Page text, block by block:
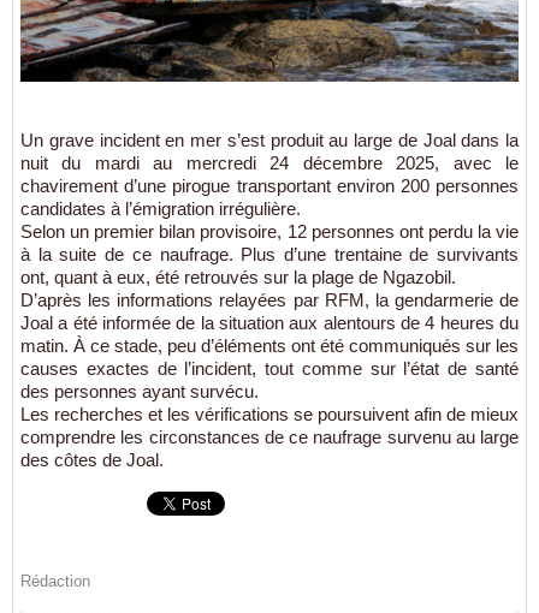
Un grave incident en mer s’est produit au large de Joal dans la
nuit du mardi au mercredi 24 décembre 2025, avec le
chavirement d’une pirogue transportant environ 200 personnes
candidates à l’émigration irrégulière.
Selon un premier bilan provisoire, 12 personnes ont perdu la vie
à la suite de ce naufrage. Plus d’une trentaine de survivants
ont, quant à eux, été retrouvés sur la plage de Ngazobil.
D’après les informations relayées par RFM, la gendarmerie de
Joal a été informée de la situation aux alentours de 4 heures du
matin. À ce stade, peu d’éléments ont été communiqués sur les
causes exactes de l’incident, tout comme sur l’état de santé
des personnes ayant survécu.
Les recherches et les vérifications se poursuivent afin de mieux
comprendre les circonstances de ce naufrage survenu au large
des côtes de Joal.
Rédaction